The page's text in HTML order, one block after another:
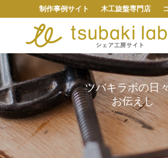
制作事例サイト 木工旋盤専門店
ツバキラボの日
お伝えします